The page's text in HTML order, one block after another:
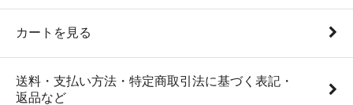
カートを見る
送料・支払い方法・特定商取引法に基づく表記・
返品など